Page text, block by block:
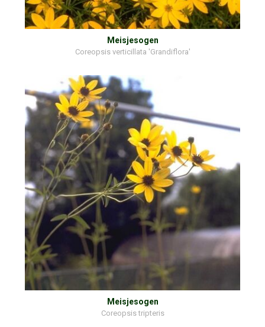
Meisjesogen
Coreopsis verticillata 'Grandiflora'
Meisjesogen
Coreopsis tripteris